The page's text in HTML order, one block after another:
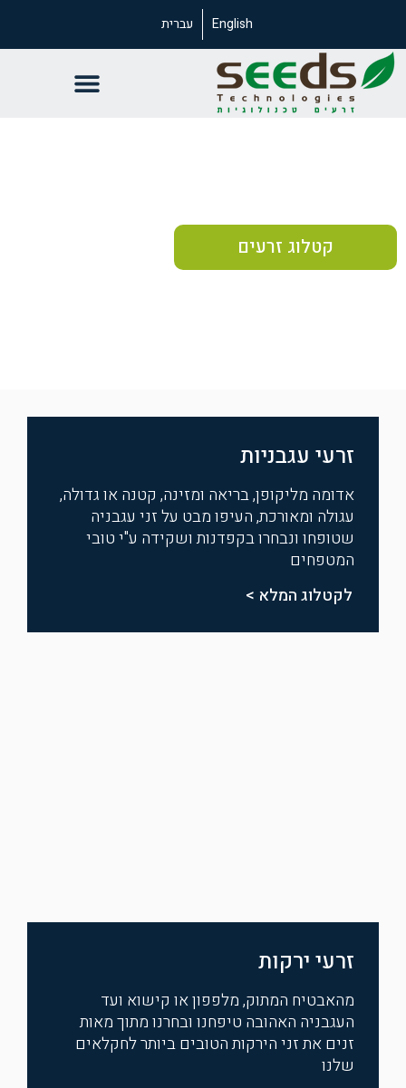
English עברית
קטלוג זרעים
זרעי עגבניות
אדומה מליקופן, בריאה ומזינה, קטנה או גדולה,
עגולה ומאורכת, העיפו מבט על זני עגבניה
שטופחו ונבחרו בקפדנות ושקידה ע"י טובי
המטפחים
לקטלוג המלא >
זרעי ירקות
מהאבטיח המתוק, מלפפון או קישוא ועד
העגבניה האהובה טיפחנו ובחרנו מתוך מאות
זנים את זני הירקות הטובים ביותר לחקלאים
שלנו